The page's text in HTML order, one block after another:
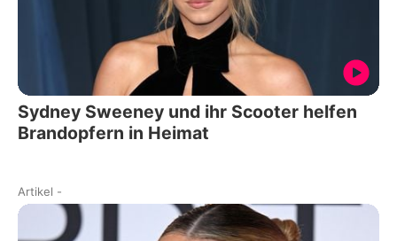
Sydney Sweeney und ihr Scooter helfen
Brandopfern in Heimat
Artikel -